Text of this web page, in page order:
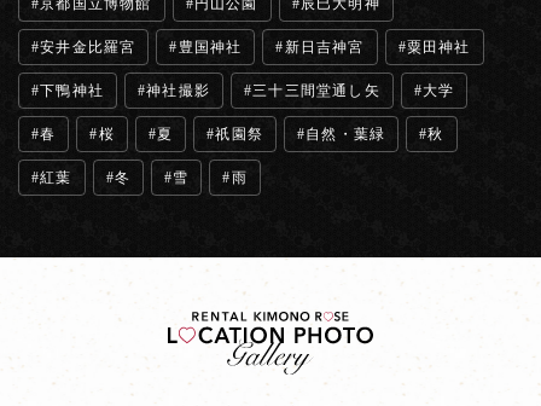
京都国立博物館 円山公園 辰巳大明神
安井金比羅宮 豊国神社 新日吉神宮 粟田神社
下鴨神社 神社撮影 三十三間堂通し矢 大学
春 桜 夏 祇園祭 自然・葉緑 秋
紅葉 冬 雪 雨